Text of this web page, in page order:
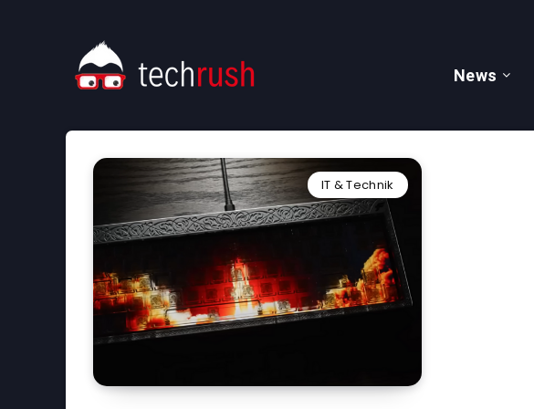
News
IT & Technik